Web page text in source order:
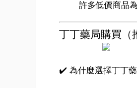
許多低價商品
丁丁藥局購買（
✔️ 為什麼選擇丁丁藥